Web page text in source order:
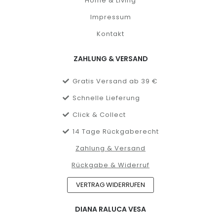
Impressum
Kontakt
ZAHLUNG & VERSAND
Gratis Versand ab 39 €
Schnelle Lieferung
Click & Collect
14 Tage Rückgaberecht
Zahlung & Versand
Rückgabe & Widerruf
VERTRAG WIDERRUFEN
DIANA RALUCA VESA